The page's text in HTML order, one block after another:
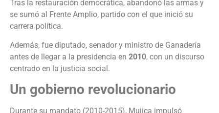
Tras la restauración democrática, abandonó las armas y
se sumó al Frente Amplio, partido con el que inició su
carrera política.
Además, fue diputado, senador y ministro de Ganadería
antes de llegar a la presidencia en 2010, con un discurso
centrado en la justicia social.
Un gobierno revolucionario
Durante su mandato (2010-2015), Mujica impulsó